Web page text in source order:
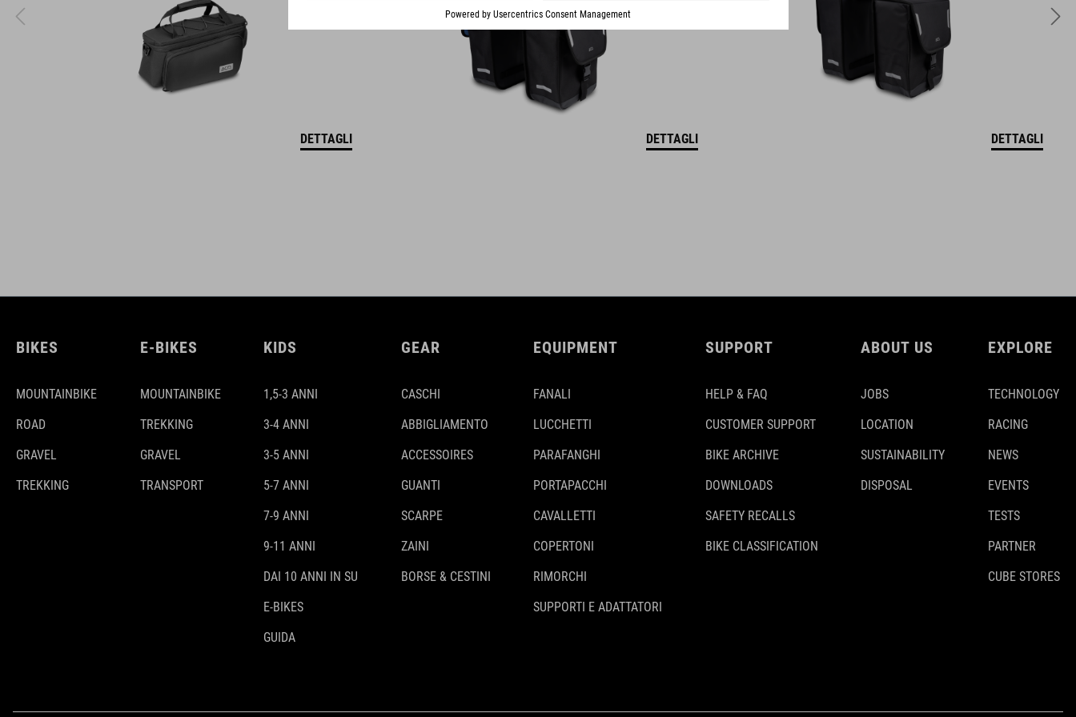
DOWNLOADS
DETTAGLI DETTAGLI DETTAGLI
BIKES
MOUNTAINBIKE
ROAD
GRAVEL
TREKKING
E-BIKES
MOUNTAINBIKE
TREKKING
GRAVEL
TRANSPORT
KIDS
1,5-3 ANNI
3-4 ANNI
3-5 ANNI
5-7 ANNI
7-9 ANNI
9-11 ANNI
DAI 10 ANNI IN SU
E-BIKES
GUIDA
GEAR
CASCHI
ABBIGLIAMENTO
ACCESSOIRES
GUANTI
SCARPE
ZAINI
BORSE & CESTINI
EQUIPMENT
FANALI
LUCCHETTI
PARAFANGHI
PORTAPACCHI
CAVALLETTI
COPERTONI
RIMORCHI
SUPPORTI E ADATTATORI
SUPPORT
HELP & FAQ
CUSTOMER SUPPORT
BIKE ARCHIVE
DOWNLOADS
SAFETY RECALLS
BIKE CLASSIFICATION
ABOUT US
JOBS
LOCATION
SUSTAINABILITY
DISPOSAL
EXPLORE
TECHNOLOGY
RACING
NEWS
EVENTS
TESTS
PARTNER
CUBE STORES